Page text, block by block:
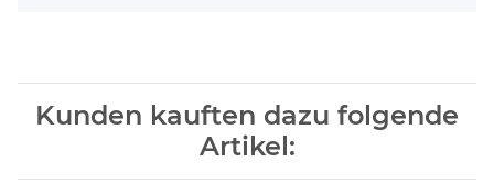
Kunden kauften dazu folgende
Artikel: